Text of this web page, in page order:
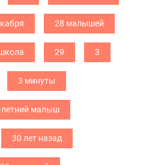
28 малышей
29 3
3 минуты
летний малыш
30 лет назад